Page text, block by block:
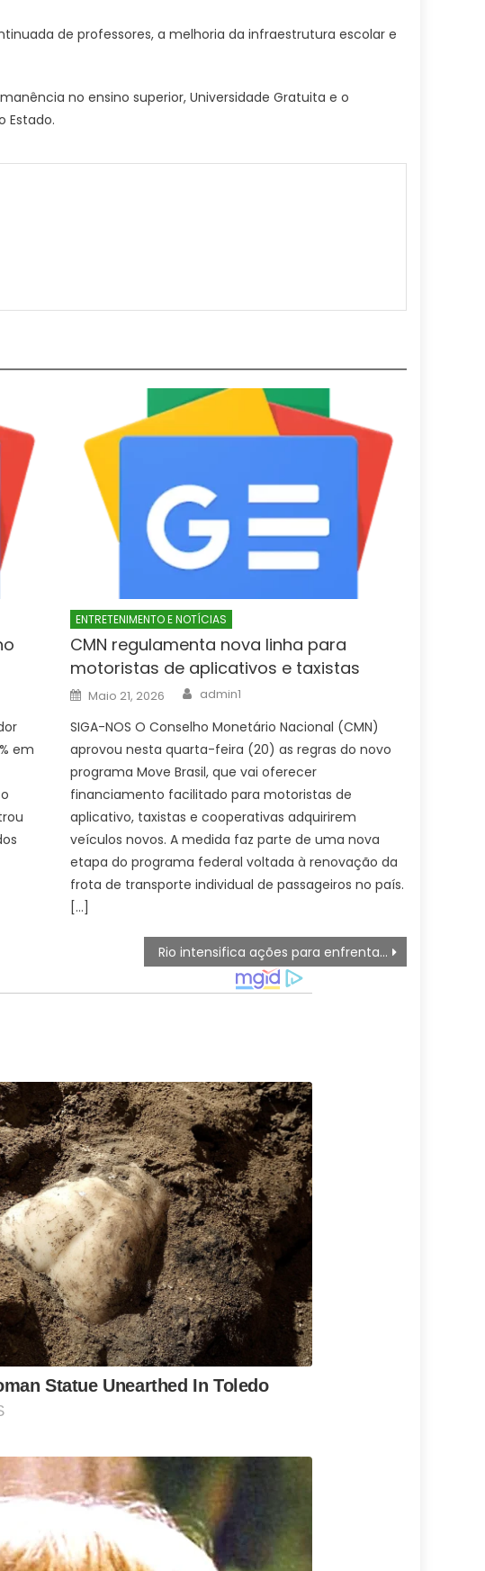
de professores, a melhoria da infraestrutura escolar e
no ensino superior, Universidade Gratuita e o
Estado.
em
ENTRETENIMENTO E NOTÍCIAS
CMN regulamenta nova linha para
motoristas de aplicativos e taxistas
Posted
on
Maio 21, 2026 Author
admin1
SIGA-NOS O Conselho Monetário Nacional (CMN)
aprovou nesta quarta-feira (20) as regras do novo
programa Move Brasil, que vai oferecer
financiamento facilitado para motoristas de
aplicativo, taxistas e cooperativas adquirirem
veículos novos. A medida faz parte de uma nova
etapa do programa federal voltada à renovação da
frota de transporte individual de passageiros no país.
[…]
Rio intensifica ações para enfrentar impactos do El Niño